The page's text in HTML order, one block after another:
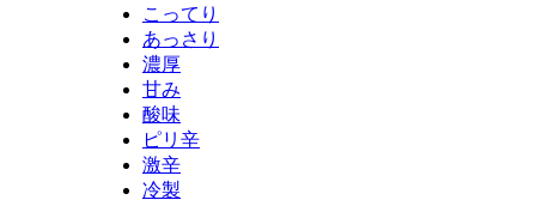
こってり
あっさり
濃厚
甘み
酸味
ピリ辛
激辛
冷製